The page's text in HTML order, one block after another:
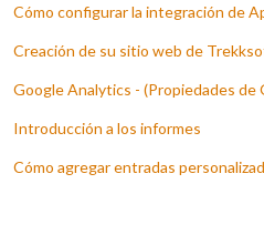
Cómo configurar la integración de
Creación de su sitio web de
Google Analytics - (Propiedades de
Introducción a los informes
Cómo agregar entradas